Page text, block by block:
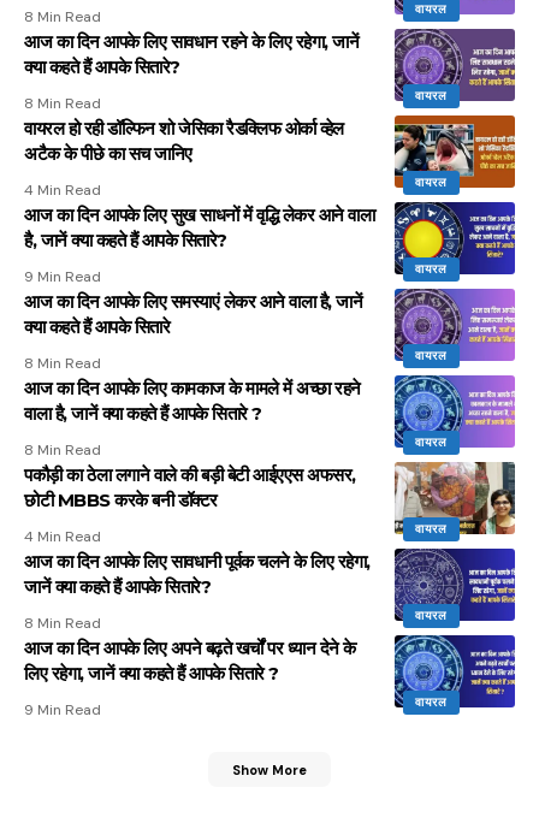
वायरल
8 Min Read
वायरल
आज का दिन आपके लिए सावधान रहने के लिए रहेगा, जानें
क्या कहते हैं आपके सितारे?
8 Min Read
वायरल
वायरल हो रही डॉल्फिन शो जेसिका रैडक्लिफ ओर्का व्हेल
अटैक के पीछे का सच जानिए
4 Min Read
वायरल
आज का दिन आपके लिए सुख साधनों में वृद्धि लेकर आने वाला
है, जानें क्या कहते हैं आपके सितारे?
9 Min Read
वायरल
आज का दिन आपके लिए समस्याएं लेकर आने वाला है, जानें
क्या कहते हैं आपके सितारे
8 Min Read
वायरल
आज का दिन आपके लिए कामकाज के मामले में अच्छा रहने
वाला है, जानें क्या कहते हैं आपके सितारे ?
8 Min Read
वायरल
पकौड़ी का ठेला लगाने वाले की बड़ी बेटी आईएएस अफसर,
छोटी MBBS करके बनी डॉक्टर
4 Min Read
वायरल
आज का दिन आपके लिए सावधानी पूर्वक चलने के लिए रहेगा,
जानें क्या कहते हैं आपके सितारे?
8 Min Read
वायरल
आज का दिन आपके लिए अपने बढ़ते खर्चों पर ध्यान देने के
लिए रहेगा, जानें क्या कहते हैं आपके सितारे ?
9 Min Read
Show More